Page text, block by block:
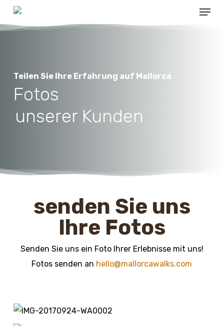
Skip
to
Menu
Teilen Sie Ihre Erfahrung auf Mallorca
Fotos
unserer Kunden
senden Sie uns
Ihre Fotos
Senden Sie uns ein Foto Ihrer Erlebnisse mit uns!
Fotos senden an hello@mallorcawalks.com